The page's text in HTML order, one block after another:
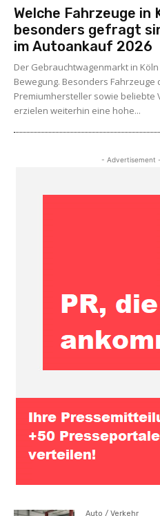
Welche Fahrzeuge in
besonders gefragt
im Autoankauf 2026
Der Gebrauchtwagenmarkt in Köln
Bewegung. Besonders Fahrzeuge
Premiumhersteller sowie beliebte
erzielen weiterhin eine hohe...
- Advertisement -
Auto / Verkehr